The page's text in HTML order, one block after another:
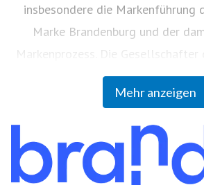
insbesondere die Markenführung
Marke Brandenburg und der
Markenprozess. Die Gesellschafter
Land Brandenburg (59 Prozent),
Brandenburgischer Körperschaften
Prozent) und die Berlin Tourismus
(visitBerlin) (5
Mehr anzeigen